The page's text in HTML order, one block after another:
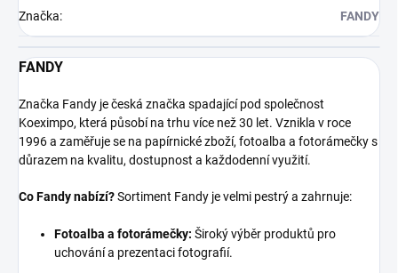
Značka: FANDY
FANDY
Značka Fandy je česká značka spadající pod společnost
Koeximpo, která působí na trhu více než 30 let. Vznikla v roce
1996 a zaměřuje se na papírnické zboží, fotoalba a fotorámečky s
důrazem na kvalitu, dostupnost a každodenní využití.
Co Fandy nabízí?Sortiment Fandy je velmi pestrý a zahrnuje:
Fotoalba a fotorámečky: Široký výběr produktů pro
uchování a prezentaci fotografií.